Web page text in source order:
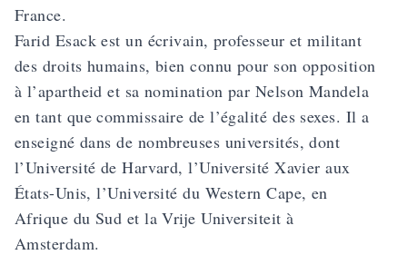
France.
Farid Esack est un écrivain, professeur et militant
des droits humains, bien connu pour son opposition
à l’apartheid et sa nomination par Nelson Mandela
en tant que commissaire de l’égalité des sexes. Il a
enseigné dans de nombreuses universités, dont
l’Université de Harvard, l’Université Xavier aux
États-Unis, l’Université du Western Cape, en
Afrique du Sud et la Vrije Universiteit à
Amsterdam.